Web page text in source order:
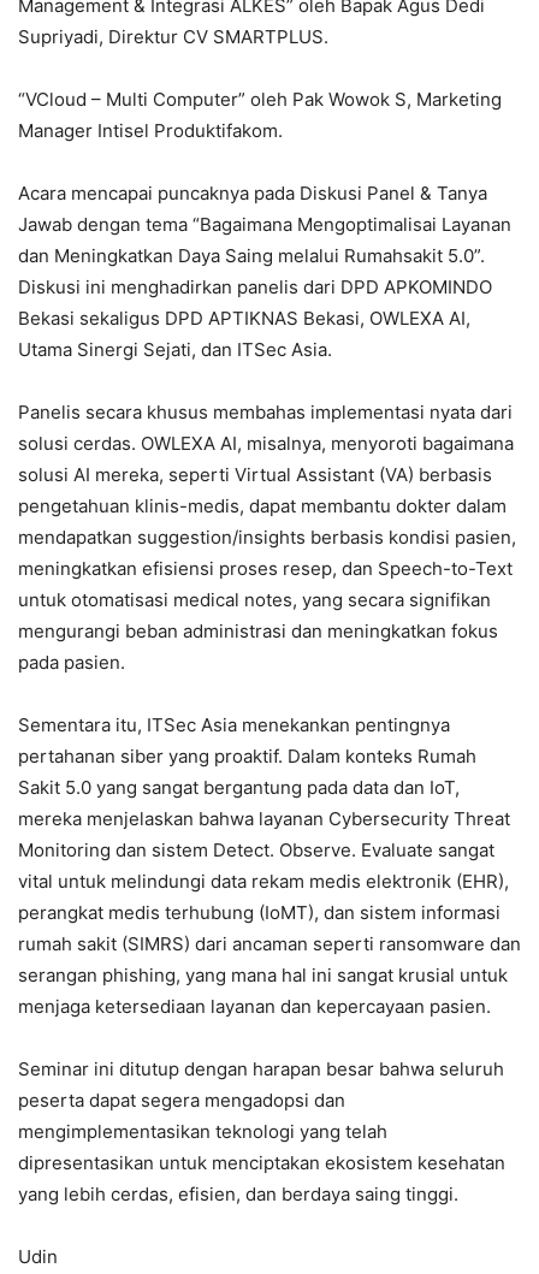
Management & Integrasi ALKES” oleh Bapak Agus Dedi
Supriyadi, Direktur CV SMARTPLUS.
“VCloud – Multi Computer” oleh Pak Wowok S, Marketing
Manager Intisel Produktifakom.
Acara mencapai puncaknya pada Diskusi Panel & Tanya
Jawab dengan tema “Bagaimana Mengoptimalisai Layanan
dan Meningkatkan Daya Saing melalui Rumahsakit 5.0”.
Diskusi ini menghadirkan panelis dari DPD APKOMINDO
Bekasi sekaligus DPD APTIKNAS Bekasi, OWLEXA AI,
Utama Sinergi Sejati, dan ITSec Asia.
Panelis secara khusus membahas implementasi nyata dari
solusi cerdas. OWLEXA AI, misalnya, menyoroti bagaimana
solusi AI mereka, seperti Virtual Assistant (VA) berbasis
pengetahuan klinis-medis, dapat membantu dokter dalam
mendapatkan suggestion/insights berbasis kondisi pasien,
meningkatkan efisiensi proses resep, dan Speech-to-Text
untuk otomatisasi medical notes, yang secara signifikan
mengurangi beban administrasi dan meningkatkan fokus
pada pasien.
Sementara itu, ITSec Asia menekankan pentingnya
pertahanan siber yang proaktif. Dalam konteks Rumah
Sakit 5.0 yang sangat bergantung pada data dan IoT,
mereka menjelaskan bahwa layanan Cybersecurity Threat
Monitoring dan sistem Detect. Observe. Evaluate sangat
vital untuk melindungi data rekam medis elektronik (EHR),
perangkat medis terhubung (IoMT), dan sistem informasi
rumah sakit (SIMRS) dari ancaman seperti ransomware dan
serangan phishing, yang mana hal ini sangat krusial untuk
menjaga ketersediaan layanan dan kepercayaan pasien.
Seminar ini ditutup dengan harapan besar bahwa seluruh
peserta dapat segera mengadopsi dan
mengimplementasikan teknologi yang telah
dipresentasikan untuk menciptakan ekosistem kesehatan
yang lebih cerdas, efisien, dan berdaya saing tinggi.
Udin